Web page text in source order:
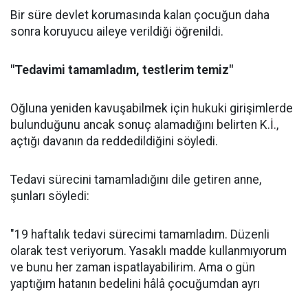
Bir süre devlet korumasında kalan çocuğun daha
sonra koruyucu aileye verildiği öğrenildi.
"Tedavimi tamamladım, testlerim temiz"
Oğluna yeniden kavuşabilmek için hukuki girişimlerde
bulunduğunu ancak sonuç alamadığını belirten K.İ.,
açtığı davanın da reddedildiğini söyledi.
Tedavi sürecini tamamladığını dile getiren anne,
şunları söyledi:
"19 haftalık tedavi sürecimi tamamladım. Düzenli
olarak test veriyorum. Yasaklı madde kullanmıyorum
ve bunu her zaman ispatlayabilirim. Ama o gün
yaptığım hatanın bedelini hâlâ çocuğumdan ayrı